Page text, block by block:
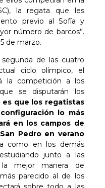
la regata que les
previo al Sofía y
número de barcos”.
de marzo.
de las cuatro
ciclo olímpico, el
la competición a los
se disputarán los
es que los regatistas
lo más
en los campos de
Pedro en verano
como en los demás
junto a las
mejor manera de
parecido al de los